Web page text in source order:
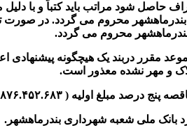
محروم می گردد. در صورت
محروم می گردد.
مقرر دربند یک هیچگونه پیشنهادی
و مهر نشده معذور است.